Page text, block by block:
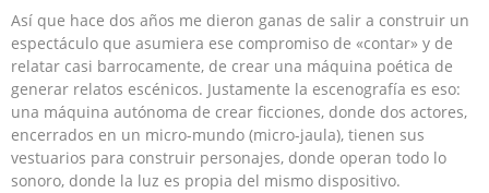
Así que hace dos años me dieron ganas de salir a construir un
espectáculo que asumiera ese compromiso de «contar» y de
relatar casi barrocamente, de crear una máquina poética de
generar relatos escénicos. Justamente la escenografía es eso:
una máquina autónoma de crear ficciones, donde dos actores,
encerrados en un micro-mundo (micro-jaula), tienen sus
vestuarios para construir personajes, donde operan todo lo
sonoro, donde la luz es propia del mismo dispositivo.